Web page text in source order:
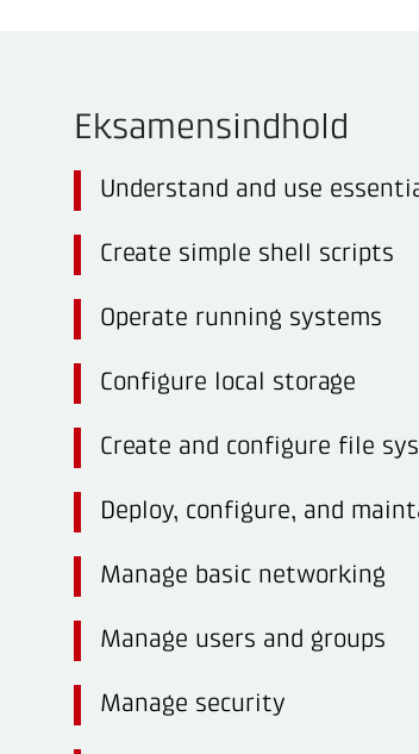
Eksamensindhold
Understand and use
Create simple shell scripts
Operate running systems
Configure local storage
Create and configure file
Deploy, configure, and
Manage basic networking
Manage users and groups
Manage security